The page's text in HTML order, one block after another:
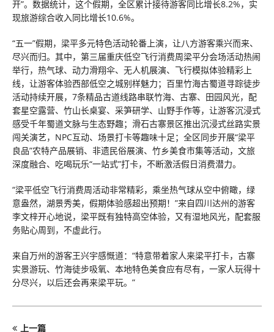
开”。数据统计，这个假期，全区累计接待游客同比增长8.2%，实
现旅游综合收入同比增长10.6%。
“五一”假期，梁平多元特色活动轮番上演，让八方游客‌乘兴而来、
尽兴而归‌。其中，第三届重庆低空飞行消费周梁平分会场活动热闹
举行，热气球、动力滑翔伞、无人机展演、飞行模拟体验精彩上
线，让游客体验西部低空之城别样魅力；百里竹海古蜀道寻踪徒步
活动持续开展，7条精品古道线路串联竹海、古寨、田园风光，配
套星空露营、竹山长桌宴、采笋研学、山野手作等，让游客沉浸式
感受千年蜀道文脉与生态野趣；滑石古寨景区推出沉浸式丝路实景
闯关演艺，NPC互动、场景打卡等趣味十足；全区同步开展“梁平
良品”农特产品展销、非遗民俗展演、竹乡美食市集等活动，文旅
深度融合、吃喝玩乐“一站式”打卡，不断激活假日消费潜力。
“梁平低空飞行消费周活动非常精彩，乘坐热气球从空中俯瞰，绿
意盎然，湖景秀美，假期体验感超出预期！”来自四川达州的游客
李文梓开心地说，梁平既有独特高空体验，又有湿地风光，配套服
务贴心周到，不虚此行。
来自万州的游客王兴宇感慨道：“特意带着家人来梁平打卡，古寨
实景游玩、竹海徒步吸氧、本地特色美食应有尽有，一家人玩得十
分尽兴，以后还会再来梁平玩。”
上一篇